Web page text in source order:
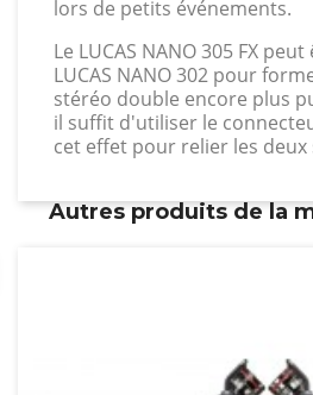
lors de petits événements.
Le LUCAS NANO 305 FX
LUCAS NANO 302 pour
stéréo double encore plus
il suffit d'utiliser le
cet effet pour relier les deux
Autres produits de la